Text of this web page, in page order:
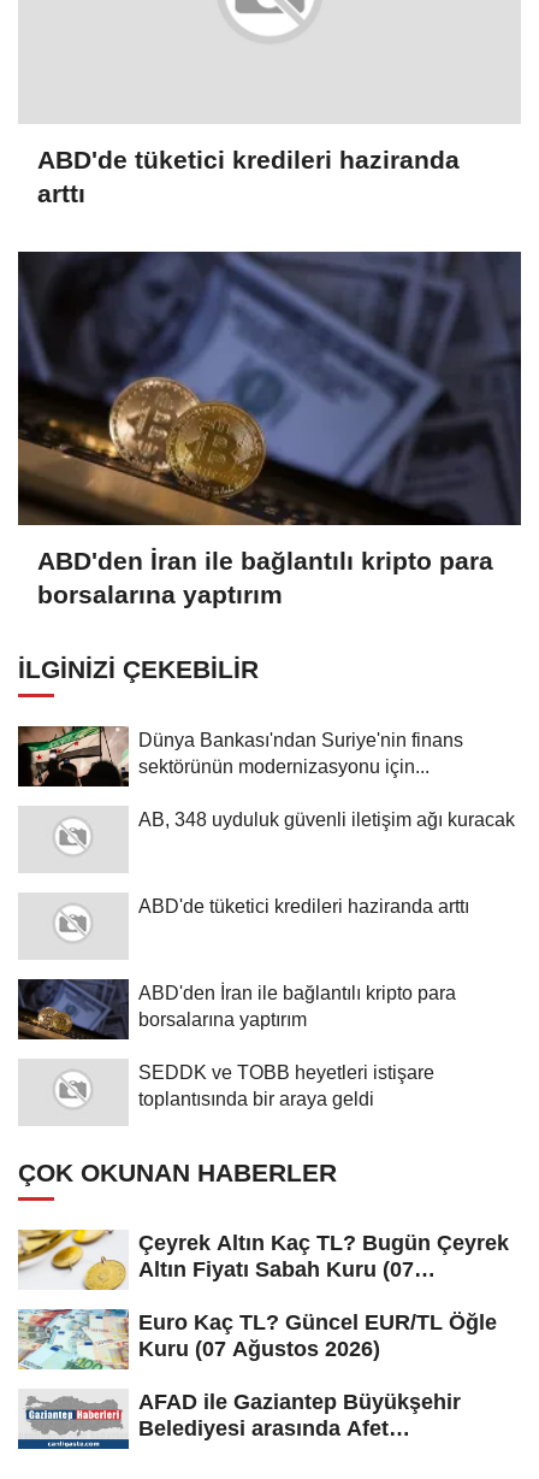
ABD'de tüketici kredileri haziranda
arttı
ABD'den İran ile bağlantılı kripto para
borsalarına yaptırım
İLGINIZI ÇEKEBILIR
Dünya Bankası'ndan Suriye'nin finans
sektörünün modernizasyonu için...
AB, 348 uyduluk güvenli iletişim ağı kuracak
ABD'de tüketici kredileri haziranda arttı
ABD'den İran ile bağlantılı kripto para
borsalarına yaptırım
SEDDK ve TOBB heyetleri istişare
toplantısında bir araya geldi
ÇOK OKUNAN HABERLER
Çeyrek Altın Kaç TL? Bugün Çeyrek
Altın Fiyatı Sabah Kuru (07
Euro Kaç TL? Güncel EUR/TL Öğle
Kuru (07 Ağustos 2026)
AFAD ile Gaziantep Büyükşehir
Belediyesi arasında Afet